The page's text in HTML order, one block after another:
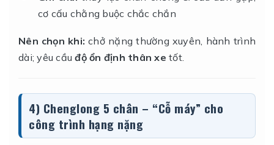
cơ cấu chằng buộc chắc chắn
Nên chọn khi: chở nặng thường xuyên, hành trình
dài; yêu cầuđộ ổn định thân xe tốt.
4) Chenglong 5 chân – “Cỗ máy” cho
công trình hạng nặng